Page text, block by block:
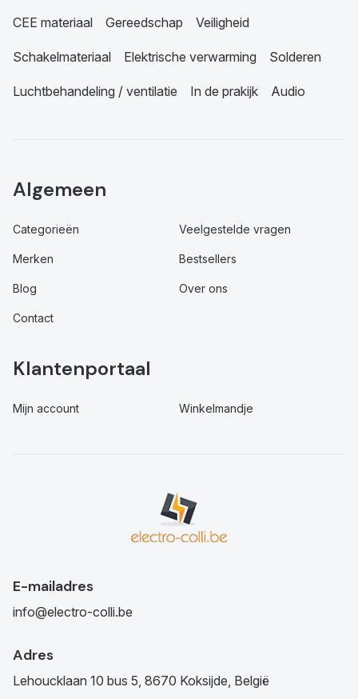
CEE materiaal Gereedschap Veiligheid
Schakelmateriaal Elektrische verwarming Solderen
Luchtbehandeling / ventilatie In de prakijk Audio
Algemeen
Categorieën Veelgestelde vragen
Merken Bestsellers
Blog Over ons
Contact
Klantenportaal
Mijn account Winkelmandje
E-mailadres
info@electro-colli.be
Adres
Lehoucklaan 10 bus 5, 8670 Koksijde, België